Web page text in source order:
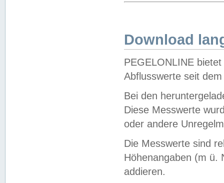
Download
PEGELONLINE
Abflusswerte seit
Bei den
Diese Messwerte
oder andere
Die Messwerte sind
Höhenangaben (m ü.
addieren.